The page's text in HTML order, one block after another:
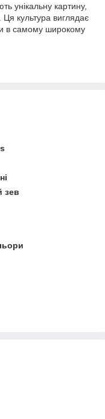
унікальну картину,
Ця культура виглядає
в самому широкому
зев